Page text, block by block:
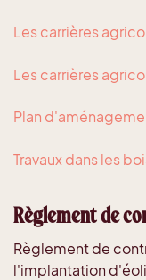
Les carrières
Les carrières
Plan
Travaux dans les
Règlement de
Règlement de
l'implantation